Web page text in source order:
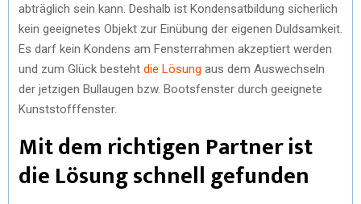
abträglich sein kann. Deshalb ist Kondensatbildung sicherlich
kein geeignetes Objekt zur Einübung der eigenen Duldsamkeit.
Es darf kein Kondens am Fensterrahmen akzeptiert werden
und zum Glück besteht die Lösung aus dem Auswechseln
der jetzigen Bullaugen bzw. Bootsfenster durch geeignete
Kunststofffenster.
Mit dem richtigen Partner ist
die Lösung schnell gefunden